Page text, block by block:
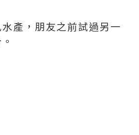
產，朋友之前試過另一